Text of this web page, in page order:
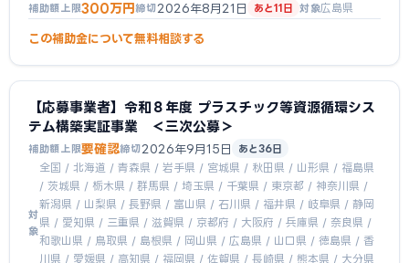
補助額上限300万円締切 2026年8月21日 あと11日 対象広島県
この補助金について無料相談する
【応募事業者】令和８年度 プラスチック等資源循環シス
テム構築実証事業 ＜三次公募＞
補助額上限要確認締切 2026年9月15日 あと36日
対
象
全国 / 北海道 / 青森県 / 岩手県 / 宮城県 / 秋田県 / 山形県 / 福島県
/ 茨城県 / 栃木県 / 群馬県 / 埼玉県 / 千葉県 / 東京都 / 神奈川県 /
新潟県 / 山梨県 / 長野県 / 富山県 / 石川県 / 福井県 / 岐阜県 / 静岡
県 / 愛知県 / 三重県 / 滋賀県 / 京都府 / 大阪府 / 兵庫県 / 奈良県 /
和歌山県 / 鳥取県 / 島根県 / 岡山県 / 広島県 / 山口県 / 徳島県 / 香
川県 / 愛媛県 / 高知県 / 福岡県 / 佐賀県 / 長崎県 / 熊本県 / 大分県